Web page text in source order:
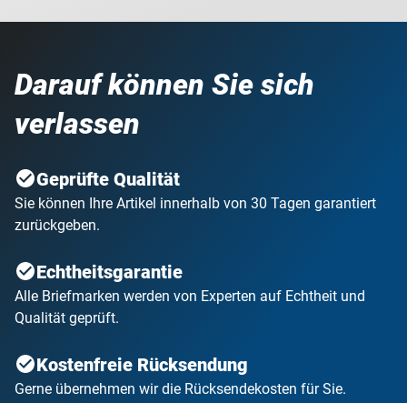
Darauf können Sie sich
verlassen
Geprüfte Qualität
Sie können Ihre Artikel innerhalb von 30 Tagen garantiert
zurückgeben.
Echtheitsgarantie
Alle Briefmarken werden von Experten auf Echtheit und
Qualität geprüft.
Kostenfreie Rücksendung
Gerne übernehmen wir die Rücksendekosten für Sie.